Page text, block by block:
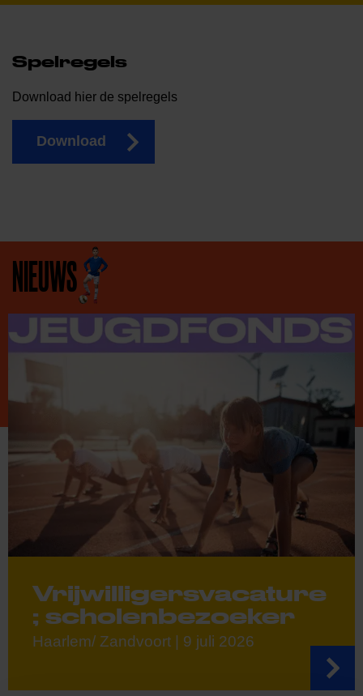
Spelregels
Download hier de spelregels
Download
NIEUWS
Vrijwilligersvacature
; scholenbezoeker
Haarlem/ Zandvoort | 9 juli 2026